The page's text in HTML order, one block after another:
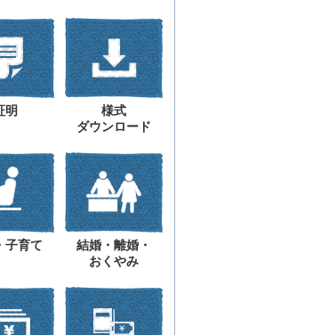
明
様式
ダウンロード
子育て
結婚・離婚・
おくやみ